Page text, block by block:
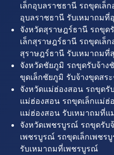
เล็กอุบลราชธานี รถขุดเล็
อุบลราชธานี รับเหมาถมที่
จังหวัดสุราษฎร์ธานี รถขุด
เล็กสุราษฎร์ธานี รถขุดเล็
สุราษฎร์ธานี รับเหมาถมที่
จังหวัดชัยภูมิ รถขุดรับจ้าง
ขุดเล็กชัยภูมิ รับจ้างขุดสร
จังหวัดแม่ฮ่องสอน รถขุดรั
แม่ฮ่องสอน รถขุดเล็กแม่ฮ่
แม่ฮ่องสอน รับเหมาถมที่แ
จังหวัดเพชรบูรณ์ รถขุดรับ
เพชรบูรณ์ รถขุดเล็กเพชร
รับเหมาถมที่เพชรบูรณ์